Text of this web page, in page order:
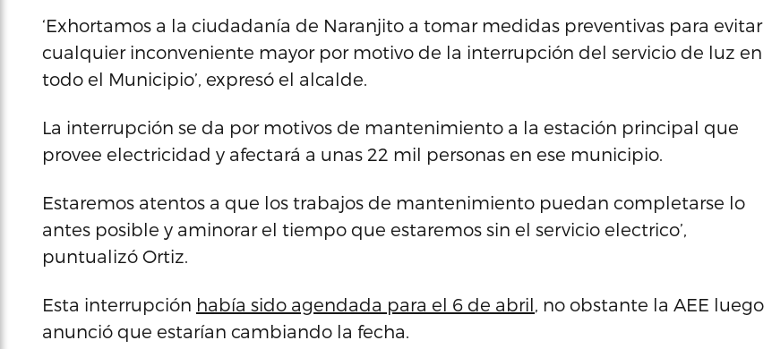
‘Exhortamos a la ciudadanía de Naranjito a tomar medidas preventivas para evitar
cualquier inconveniente mayor por motivo de la interrupción del servicio de luz en
todo el Municipio’, expresó el alcalde.
La interrupción se da por motivos de mantenimiento a la estación principal que
provee electricidad y afectará a unas 22 mil personas en ese municipio.
Estaremos atentos a que los trabajos de mantenimiento puedan completarse lo
antes posible y aminorar el tiempo que estaremos sin el servicio electrico’,
puntualizó Ortiz.
Esta interrupción había sido agendada para el 6 de abril, no obstante la AEE luego
anunció que estarían cambiando la fecha.